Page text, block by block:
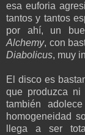
esa euforia
tantos y tantos
por ahí, un
Alchemy, con
Diabolicus, muy
El disco es
que produzca
también
homogeneidad
llega a ser